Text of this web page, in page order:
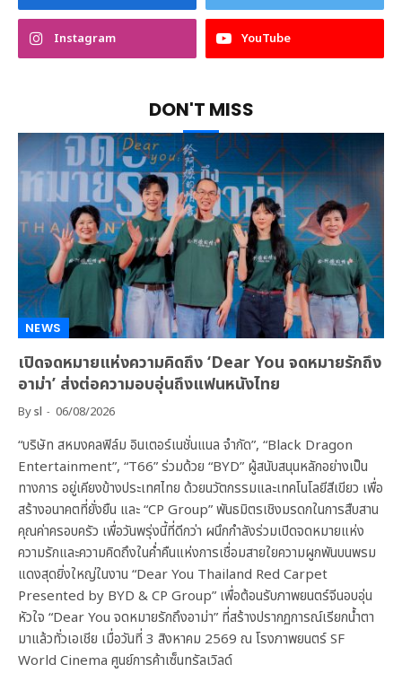
Instagram YouTube
DON'T MISS
NEWS
เปิดจดหมายแห่งความคิดถึง ‘Dear You จดหมายรักถึง
อาม่า’ ส่งต่อความอบอุ่นถึงแฟนหนังไทย
Bysl 06/08/2026
“บริษัท สหมงคลฟิล์ม อินเตอร์เนชั่นแนล จำกัด”, “Black Dragon
Entertainment”, “T66” ร่วมด้วย “BYD” ผู้สนับสนุนหลักอย่างเป็น
ทางการ อยู่เคียงข้างประเทศไทย ด้วยนวัตกรรมและเทคโนโลยีสีเขียว เพื่อ
สร้างอนาคตที่ยั่งยืน และ “CP Group” พันธมิตรเชิงมรดกในการสืบสาน
คุณค่าครอบครัว เพื่อวันพรุ่งนี้ที่ดีกว่า ผนึกกำลังร่วมเปิดจดหมายแห่ง
ความรักและความคิดถึงในค่ำคืนแห่งการเชื่อมสายใยความผูกพันบนพรม
แดงสุดยิ่งใหญ่ในงาน “Dear You Thailand Red Carpet
Presented by BYD & CP Group” เพื่อต้อนรับภาพยนตร์จีนอบอุ่น
หัวใจ “Dear You จดหมายรักถึงอาม่า” ที่สร้างปรากฏการณ์เรียกน้ำตา
มาแล้วทั่วเอเชีย เมื่อวันที่ 3 สิงหาคม 2569 ณ โรงภาพยนตร์ SF
World Cinema ศูนย์การค้าเซ็นทรัลเวิลด์